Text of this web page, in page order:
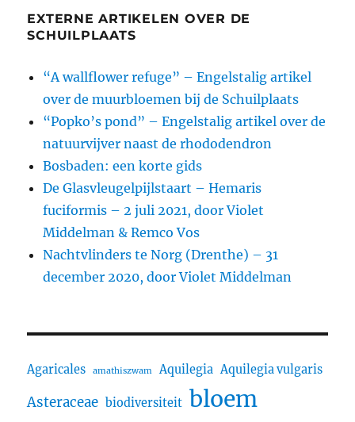
EXTERNE ARTIKELEN OVER DE
SCHUILPLAATS
“A wallflower refuge” – Engelstalig artikel
over de muurbloemen bij de Schuilplaats
“Popko’s pond” – Engelstalig artikel over de
natuurvijver naast de rhododendron
Bosbaden: een korte gids
De Glasvleugelpijlstaart – Hemaris
fuciformis – 2 juli 2021, door Violet
Middelman & Remco Vos
Nachtvlinders te Norg (Drenthe) – 31
december 2020, door Violet Middelman
Agaricales amathiszwam Aquilegia Aquilegia vulgaris
Asteraceae biodiversiteit bloem